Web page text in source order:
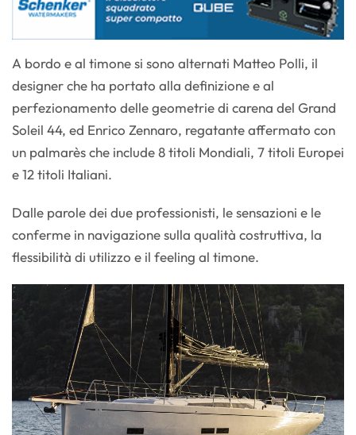
A bordo e al timone si sono alternati Matteo Polli, il
designer che ha portato alla definizione e al
perfezionamento delle geometrie di carena del Grand
Soleil 44, ed Enrico Zennaro, regatante affermato con
un palmarès che include 8 titoli Mondiali, 7 titoli Europei
e 12 titoli Italiani.
Dalle parole dei due professionisti, le sensazioni e le
conferme in navigazione sulla qualità costruttiva, la
flessibilità di utilizzo e il feeling al timone.